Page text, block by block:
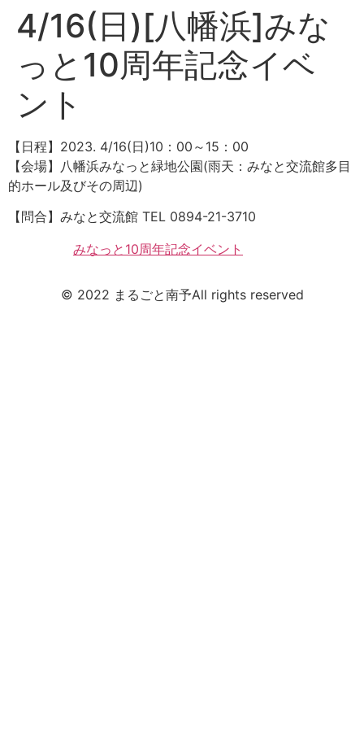
4/16(日)[八幡浜]みな
っと10周年記念イベ
ント
【日程】2023. 4/16(日)10：00～15：00
【会場】八幡浜みなっと緑地公園(雨天：みなと交流館多目
的ホール及びその周辺)
【問合】みなと交流館 TEL 0894-21-3710
みなっと10周年記念イベント
© 2022 まるごと南予All rights reserved